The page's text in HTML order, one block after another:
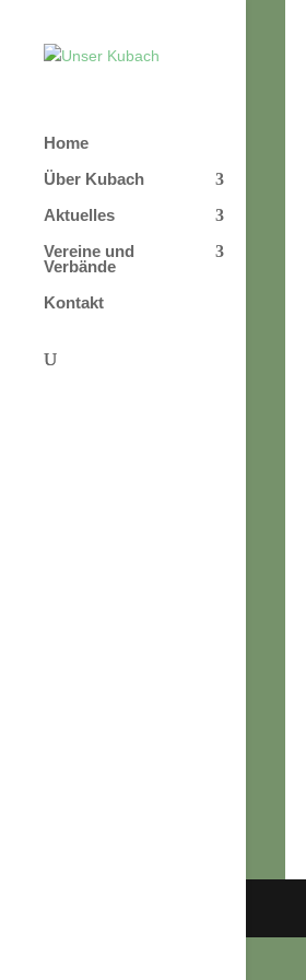
Home
Über Kubach
Aktuelles
Vereine und
Verbände
Kontakt